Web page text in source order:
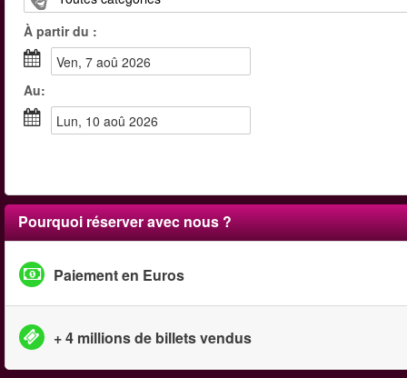
À partir du :
ven, 7 aoû 2026
Au:
lun, 10 aoû 2026
Pourquoi réserver avec nous ?
Paiement en Euros
+ 4 millions de billets vendus